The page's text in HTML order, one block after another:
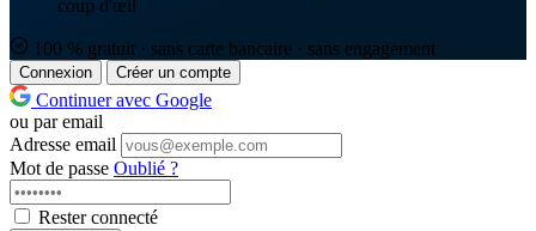
coup d'œil
100 % gratuit · sans carte bancaire · sans engagement
Connexion Créer un compte
Continuer avec Google
ou par email
Adresse email
Mot de passe Oublié ?
Rester connecté